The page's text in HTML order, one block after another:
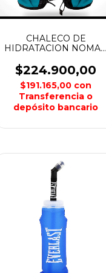
CHALECO DE
HIDRATACION NOMAD
$224.900,00
$191.165,00 con
Transferencia o
depósito bancario